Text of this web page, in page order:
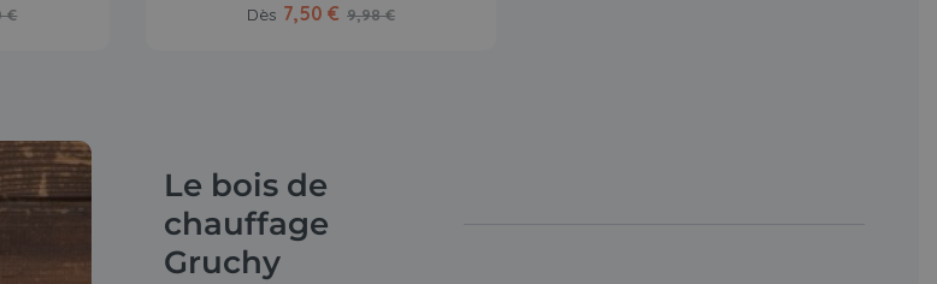
€
Dès 7,50 € 9,98 €
Le bois de
chauffage
Gruchy